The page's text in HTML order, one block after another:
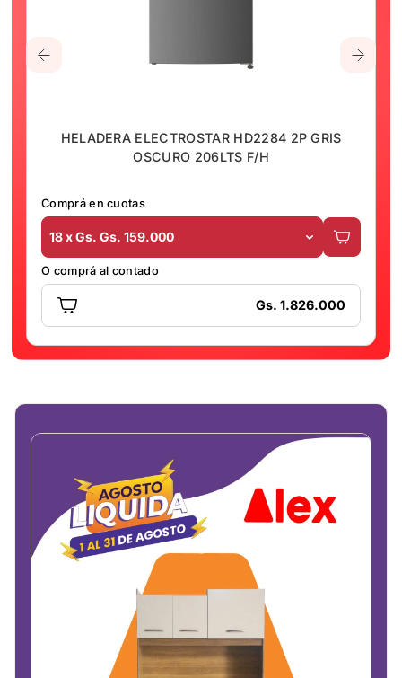
HELADERA ELECTROSTAR HD2284 2P GRIS
OSCURO 206LTS F/H
Comprá en cuotas
18 x Gs. Gs. 159.000
O comprá al contado
Gs. 1.826.000